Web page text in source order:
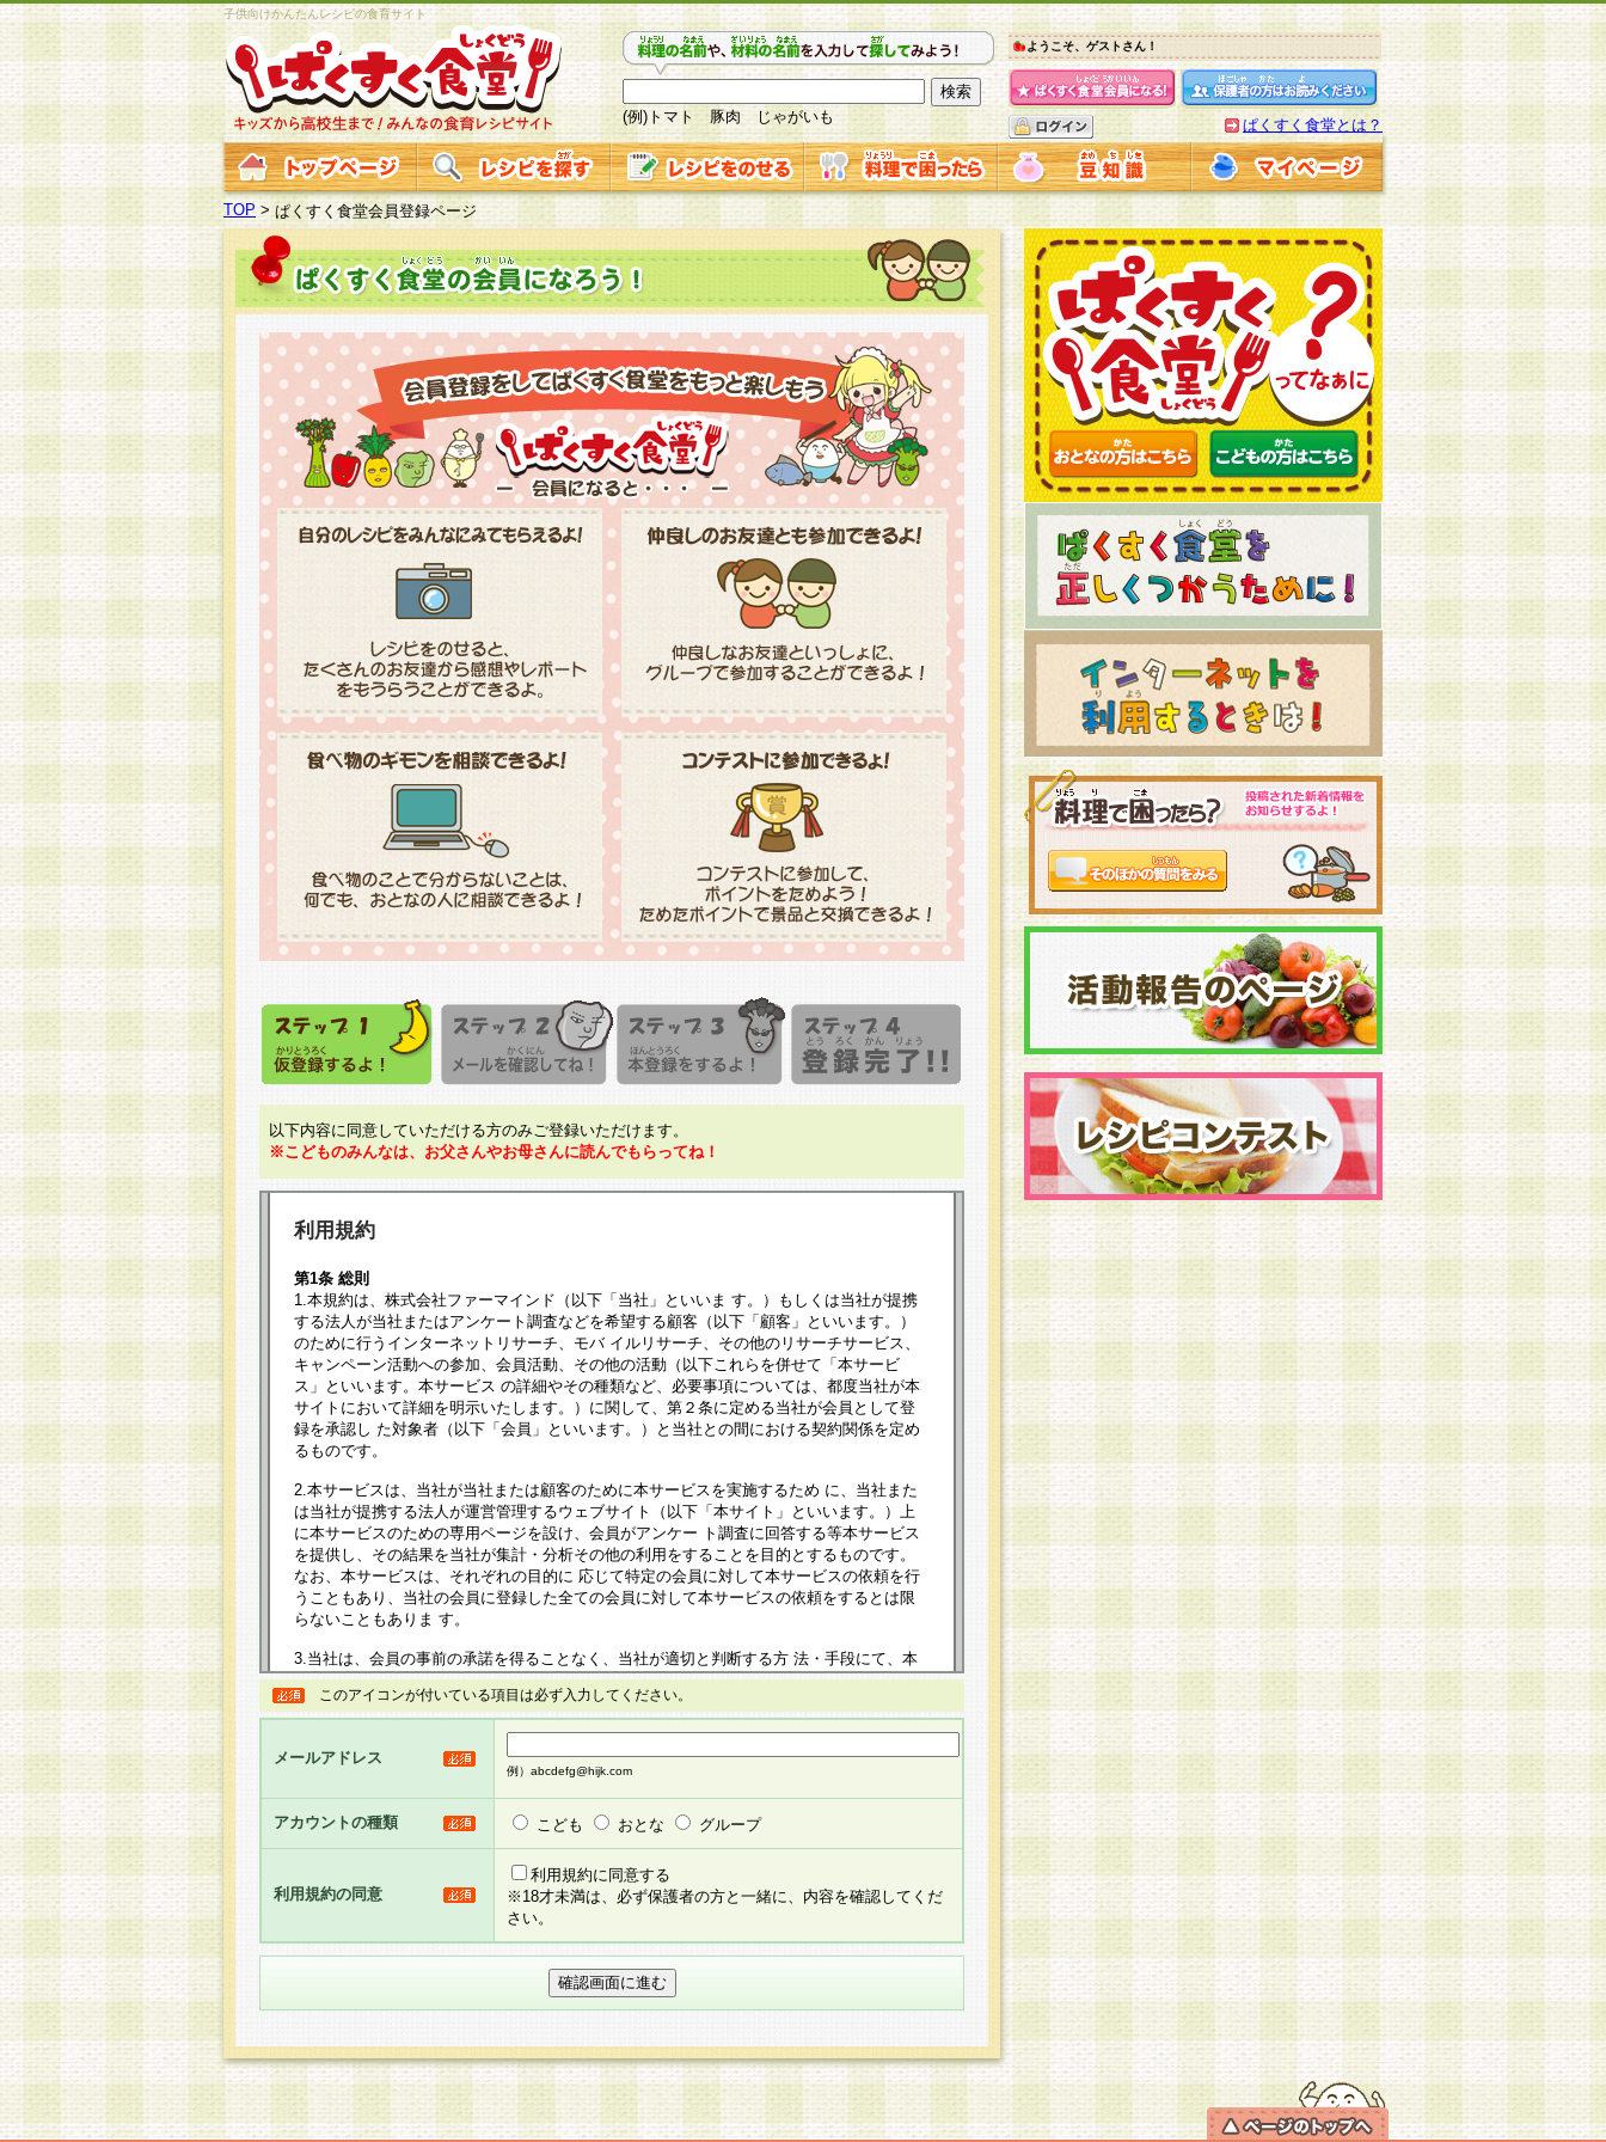
子供向けかんたんレシピの食育サイト
(例)トマト 豚肉 じゃがいも
ようこそ、ゲストさん！
ぱくすく食堂とは？
TOP >ぱくすく食堂会員登録ページ
以下内容に同意していただける方のみご登録いただけます。
※こどものみんなは、お父さんやお母さんに読んでもらってね！
利用規約
第1条 総則
1.本規約は、株式会社ファーマインド（以下「当社」といいま す。）もしくは当社が提携
する法人が当社またはアンケート調査などを希望する顧客（以下「顧客」といいます。）
のために行うインターネットリサーチ、モバ イルリサーチ、その他のリサーチサービス、
キャンペーン活動への参加、会員活動、その他の活動（以下これらを併せて「本サービ
ス」といいます。本サービス の詳細やその種類など、必要事項については、都度当社が本
サイトにおいて詳細を明示いたします。）に関して、第２条に定める当社が会員として登
録を承認し た対象者（以下「会員」といいます。）と当社との間における契約関係を定め
るものです。
2.本サービスは、当社が当社または顧客のために本サービスを実施するため に、当社また
は当社が提携する法人が運営管理するウェブサイト（以下「本サイト」といいます。）上
に本サービスのための専用ページを設け、会員がアンケー ト調査に回答する等本サービス
を提供し、その結果を当社が集計・分析その他の利用をすることを目的とするものです。
なお、本サービスは、それぞれの目的に 応じて特定の会員に対して本サービスの依頼を行
うこともあり、当社の会員に登録した全ての会員に対して本サービスの依頼をするとは限
らないこともありま す。
3.当社は、会員の事前の承諾を得ることなく、当社が適切と判断する方 法・手段にて、本
規約を任意に制定、変更または修正することができるものとします。改定後の本規約等
は、本規約においては本サイトに掲示したときに、その 他の諸規定については、会員に対
して告知の案内を配信または本サイトに掲示したときのいずれか早い時期をもってその効
るものとします。
5.当社がお聞きする個人情報は、すべて会員登録希望者の自由な意思で提 供いただいたも
のと考えております。従って、会員登録希望者が自らの個人情報の提供を希望されない場
合には、当社はその個人情報をお預かりいたしません が、提供されないことによって、当
社の取扱商品やサービス等をご利用いただけない場合がありますことを予めご了承くださ
い。
6.当社は、お客様から当社が保有している個人情報の開示・訂正・追加・ 利用停止等を求
められた場合には、ご本人様であることが当社にて確認できた場合に限り、法令に準拠し
せ先となります。
第2条 会員の資格
1.会員とは、本規約等を承諾のうえ、当社所定の登録手続きを全て完了し、当社が承認した
このアイコンが付いている項目は必ず入力してください。
メールアドレス
例）abcdefg@hijk.com
アカウントの種類 こども おとな グループ
利用規約の同意
利用規約に同意する
※18才未満は、必ず保護者の方と一緒に、内容を確認してくだ
さい。